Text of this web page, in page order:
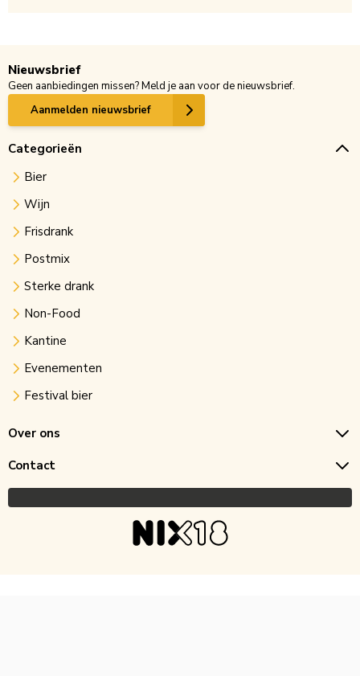
Nieuwsbrief
Geen aanbiedingen missen? Meld je aan voor de nieuwsbrief.
Aanmelden nieuwsbrief
Categorieën
Bier
Wijn
Frisdrank
Postmix
Sterke drank
Non-Food
Kantine
Evenementen
Festival bier
Over ons
Contact